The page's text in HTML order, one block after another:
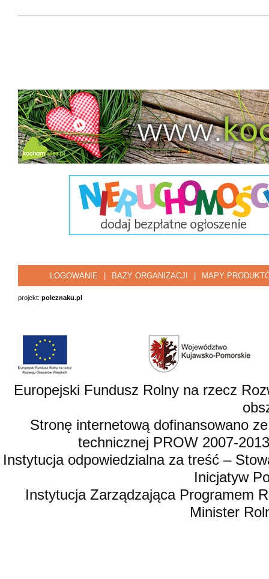
LOGOWANIE BAZY ORGANIZACJI MAPY
projekt: poleznaku.pl
Europejski Fundusz Rolny na rzecz
Stronę internetową dofinansowano
technicznej PROW 2007-
Instytucja odpowiedzialna za treść –
Inicjatyw
Instytucja Zarządzająca Programem
Minister